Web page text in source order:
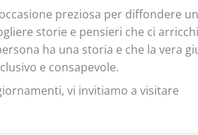
preziosa per diffondere
storie e pensieri che ci
ha una storia e che la vera
e consapevole.
vi invitiamo a visitare